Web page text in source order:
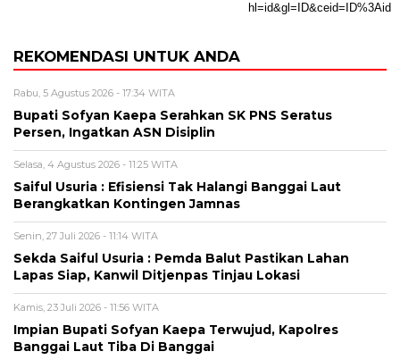
REKOMENDASI UNTUK ANDA
Rabu, 5 Agustus 2026 - 17:34 WITA
Bupati Sofyan Kaepa Serahkan SK PNS Seratus
Persen, Ingatkan ASN Disiplin
Selasa, 4 Agustus 2026 - 11:25 WITA
Saiful Usuria : Efisiensi Tak Halangi Banggai Laut
Berangkatkan Kontingen Jamnas
Senin, 27 Juli 2026 - 11:14 WITA
Sekda Saiful Usuria : Pemda Balut Pastikan Lahan
Lapas Siap, Kanwil Ditjenpas Tinjau Lokasi
Kamis, 23 Juli 2026 - 11:56 WITA
Impian Bupati Sofyan Kaepa Terwujud, Kapolres
Banggai Laut Tiba Di Banggai